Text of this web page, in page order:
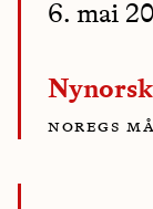
6. mai
noregs